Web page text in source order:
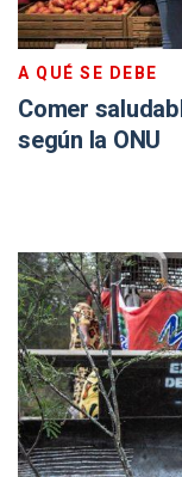
A QUÉ SE DEBE
Comer
según la ONU